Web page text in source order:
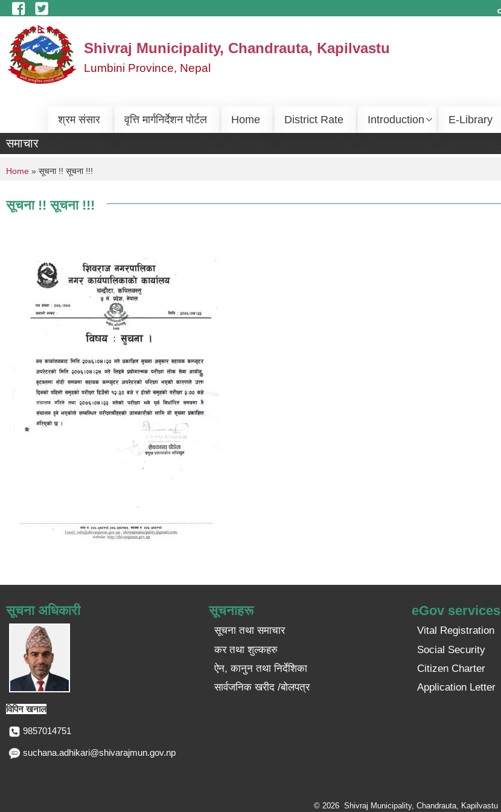
Skip to main content
Shivraj Municipality, Chandrauta, Kapilvastu
Lumbini Province, Nepal
श्रम संसार वृत्ति मार्गनिर्देशन पोर्टल Home District Rate Introduction E-Library
समाचार
You are here
Home » सूचना !! सूचना !!!
सूचना !! सूचना !!!
सूचना अधिकारी
विपिन खनाल
9857014751
suchana.adhikari@shivarajmun.gov.np
सूचनाहरू
सूचना तथा समाचार
कर तथा शुल्कहरु
ऐन, कानुन तथा निर्देशिका
सार्वजनिक खरीद /बोलपत्र
eGov services
Vital Registration
Social Security
Citizen Charter
Application Letter
© 2026 Shivraj Municipality, Chandrauta, Kapilvastu